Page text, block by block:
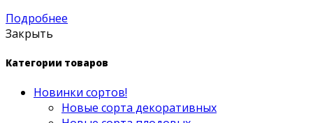
Подробнее
Закрыть
Категории товаров
Новинки сортов!
Новые сорта декоративных